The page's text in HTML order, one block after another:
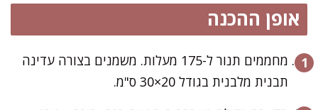
אופן ההכנה
מחממים תנור ל-175 מעלות. משמנים בצורה עדינה
תבנית מלבנית בגודל 20×30 ס"מ.